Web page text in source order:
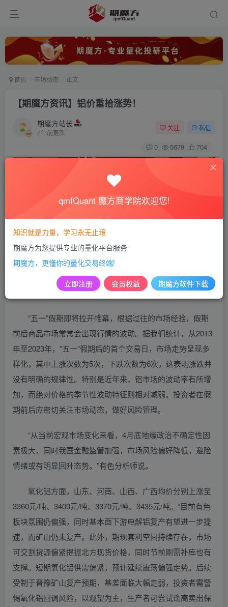
首页 市场动态 正文
【期魔方资讯】铝价重拾涨势！
期魔方站长
2年前更新
关注 私信
0 5679 704
清明节后，沪铝市场呈现出强劲的上涨态势，价格中心成功
及俄铝遭受制裁等多重因素影响，沪铝期货价格自高位
21000元/吨回调。但经过市场的调整后，沪铝价格成功在
20000元/吨这一关键点位找到支撑，并再度展现出反弹的活
力。这一波动不仅反映了市场供需的微妙平衡，也显示出投
资者对于铝市场未来发展的信心与期待。
”五一”假期即将拉开帷幕，根据过往的市场经验，假期
前后商品市场常常会出现行情的波动。据我们统计，从2013
年至2023年，”五一”假期后的首个交易日，市场走势呈现多
样化，其中上涨次数为5次，下跌次数为6次，这表明涨跌并
没有明确的规律性。特别是近年来，铝市场的波动率有所增
加，而绝对价格的季节性波动特征则相对减弱。投资者在假
期前后应密切关注市场动态，做好风险管理。
“从当前宏观市场变化来看，4月底地缘政治不确定性因
素极大，同时我国金融监管加强，市场风险偏好降低，避险
情绪或有明显回升态势。”有色分析师说。
氧化铝方面，山东、河南、山西、广西均价分别上涨至
3360元/吨、3400元/吨、3370元/吨、3435元/吨。“目前有色
板块氛围仍偏强，同时基本面下游电解铝复产有望进一步提
速，而矿山仍未复产。此外，期现套利空间持续存在，市场
可交割货源偏紧提振北方现货价格，同时节前刚需补库也有
支撑。短期氧化铝供需偏紧，预计延续震荡偏强走势。后续
受制于晋豫矿山复产预期，基差面临大幅走弱，投资者需警
惕氧化铝回调风险，以观望为主，生产者可尝试逢高卖出保
qmfQuant 魔方商学院欢迎您!
知识就是力量，学习永无止境
期魔方为您提供专业的量化平台服务
期魔方，更懂你的量化交易终端!
立即注册 会员权益 期魔方软件下载